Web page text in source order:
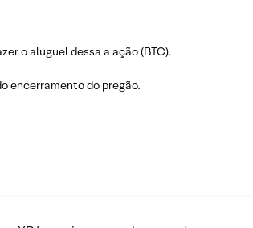
o aluguel dessa a ação (BTC).
encerramento do pregão.